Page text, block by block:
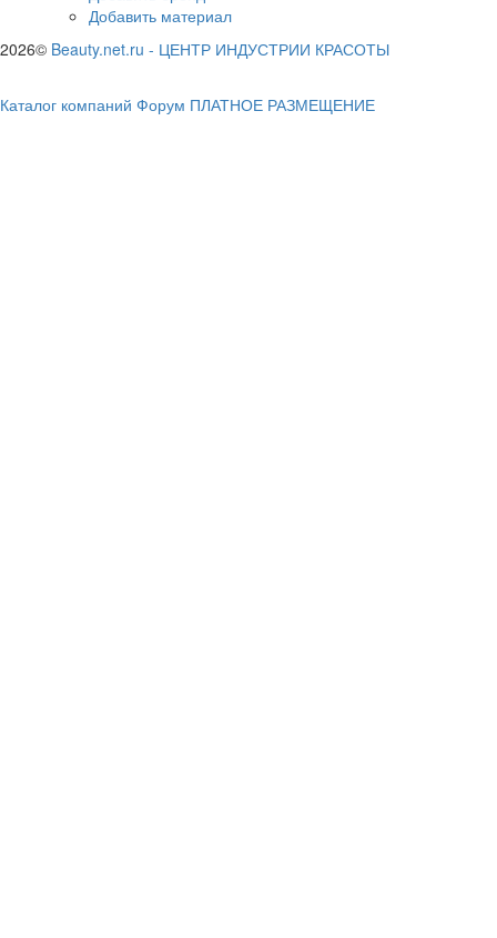
Добавить материал
2026© Beauty.net.ru - ЦЕНТР ИНДУСТРИИ КРАСОТЫ
Каталог компаний Форум ПЛАТНОЕ РАЗМЕЩЕНИЕ